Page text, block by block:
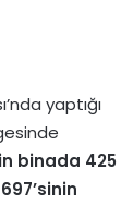
yaptığı
binada 425